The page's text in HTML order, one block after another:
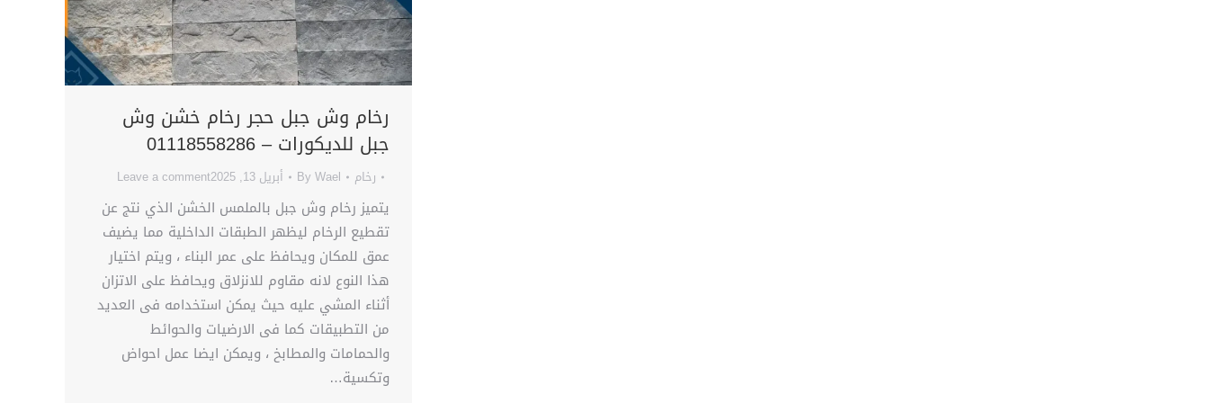
رخام وش جبل حجر رخام خشن وش
جبل للديكورات – 01118558286
رخام By Wael أبريل 13, 2025 Leave a comment
يتميز رخام وش جبل بالملمس الخشن الذي نتج عن
تقطيع الرخام ليظهر الطبقات الداخلية مما يضيف
عمق للمكان ويحافظ على عمر البناء ، ويتم اختيار
هذا النوع لانه مقاوم للانزلاق ويحافظ على الاتزان
أثناء المشي عليه حيث يمكن استخدامه فى العديد
من التطبيقات كما فى الارضيات والحوائط
والحمامات والمطابخ ، ويمكن ايضا عمل احواض
وتكسية…